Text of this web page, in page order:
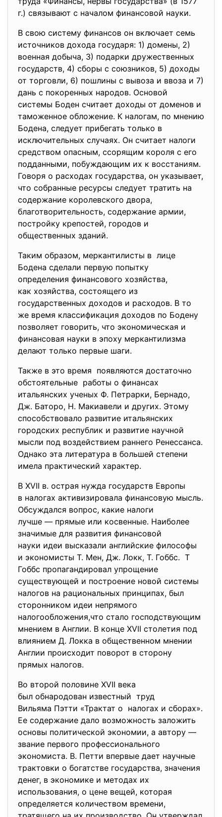
г.) связывают с началом финансовой науки.
В свою систему финансов он включает семь
источников дохода государя: 1) домены, 2)
военная добыча, 3) подарки дружественных
государств, 4) сборы с союзников, 5) доходы
от торговли, 6) пошлины с вывоза и ввоза и 7)
дань с покоренных народов. Основой
системы Боден считает доходы от доменов и
таможенное обложение. К налогам, по мнению
Бодена, следует прибегать только в
исключительных случаях. Он считает налоги
средством опасным, ссорящим короля с его
подданными, побуждающим их к восстаниям.
Говоря о расходах государства, он указывает,
что собранные ресурсы следует тратить на
содержание королевского двора,
благотворительность, содержание армии,
постройку крепостей, городов и
общественных зданий.
Таким образом, меркантилисты в лице
Бодена сделали первую попытку
определения финансового хозяйства,
как хозяйства, состоящего из
государственных доходов и расходов. В то
же время классификация доходов по Бодену
позволяет говорить, что экономическая и
финансовая науки в эпоху меркантилизма
делают только первые шаги.
Также в это время появляются достаточно
обстоятельные работы о финансах
итальянских ученых Ф. Петрарки, Бернадо,
Дж. Баторо, Н. Макиавели и других. Этому
способствовало развитие итальянских
городских республик и развитие научной
мысли под воздействием раннего Ренессанса.
Однако эта литература в большей степени
имела практический характер.
В XVII в. острая нужда государств Европы
в налогах активизировала финансовую мысль.
Обсуждался вопрос, какие налоги
лучше — прямые или косвенные. Наиболее
значимые для развития финансовой
науки идеи высказали английские философы
и экономисты Т. Мен, Дж. Локк, Т. Гоббс. Т
Гоббс пропагандировал упрощение
существующей и построение новой системы
налогов на рациональных принципах, был
сторонником идеи непрямого
налогообложения,что стало господствующим
мнением в Англии. В конце XVII столетия под
влиянием Д. Локка в общественном мнении
Англии происходит поворот в сторону
прямых налогов.
Во второй половине XVII века
был обнародован известный труд
Вильяма Пэтти «Трактат о налогах и сборах».
Ее содержание дало возможность заложить
основы политической экономии, а автору —
звание первого профессионального
экономиста. В. Петти впервые дает научные
трактовки о богатстве государства, значения
денег, в экономике и методах их
использования, о цене вещей, которая
определяется количеством времени,